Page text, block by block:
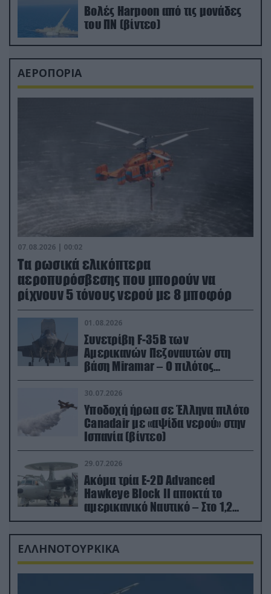
Βολές Harpoon από τις μονάδες
του ΠΝ (βίντεο)
ΑΕΡΟΠΟΡΙΑ
07.08.2026 | 00:02
Τα ρωσικά ελικόπτερα
αεροπυρόσβεσης που μπορούν να
ρίχνουν 5 τόνους νερού με 8 μποφόρ
01.08.2026
Συνετρίβη F-35B των
Αμερικανών Πεζοναυτών στη
βάση Miramar – Ο πιλότος
εκτινάχθηκε εγκαίρως
30.07.2026
Υποδοχή ήρωα σε Έλληνα πιλότο
Canadair με «αψίδα νερού» στην
Ισπανία (βίντεο)
29.07.2026
Ακόμα τρία E-2D Advanced
Hawkeye Block II αποκτά το
αμερικανικό Ναυτικό – Στο 1,2
δισ.δολάρια το κόστος
ΕΛΛΗΝΟΤΟΥΡΚΙΚΑ